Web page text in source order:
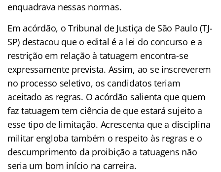
enquadrava nessas normas.
Em acórdão, o Tribunal de Justiça de São Paulo (TJ-
SP) destacou que o edital é a lei do concurso e a
restrição em relação à tatuagem encontra-se
expressamente prevista. Assim, ao se inscreverem
no processo seletivo, os candidatos teriam
aceitado as regras. O acórdão salienta que quem
faz tatuagem tem ciência de que estará sujeito a
esse tipo de limitação. Acrescenta que a disciplina
militar engloba também o respeito às regras e o
descumprimento da proibição a tatuagens não
seria um bom início na carreira.